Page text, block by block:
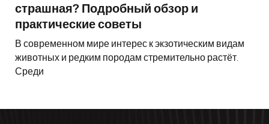
страшная? Подробный обзор и
практические советы
В современном мире интерес к экзотическим видам
животных и редким породам стремительно растёт.
Среди